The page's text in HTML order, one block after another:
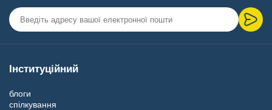
Інституційний
блоги
спілкування